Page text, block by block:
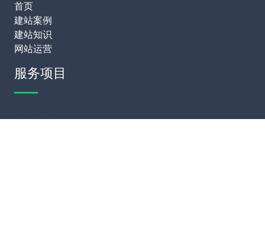
首页
建站案例
建站知识
网站运营
服务项目
模板建站